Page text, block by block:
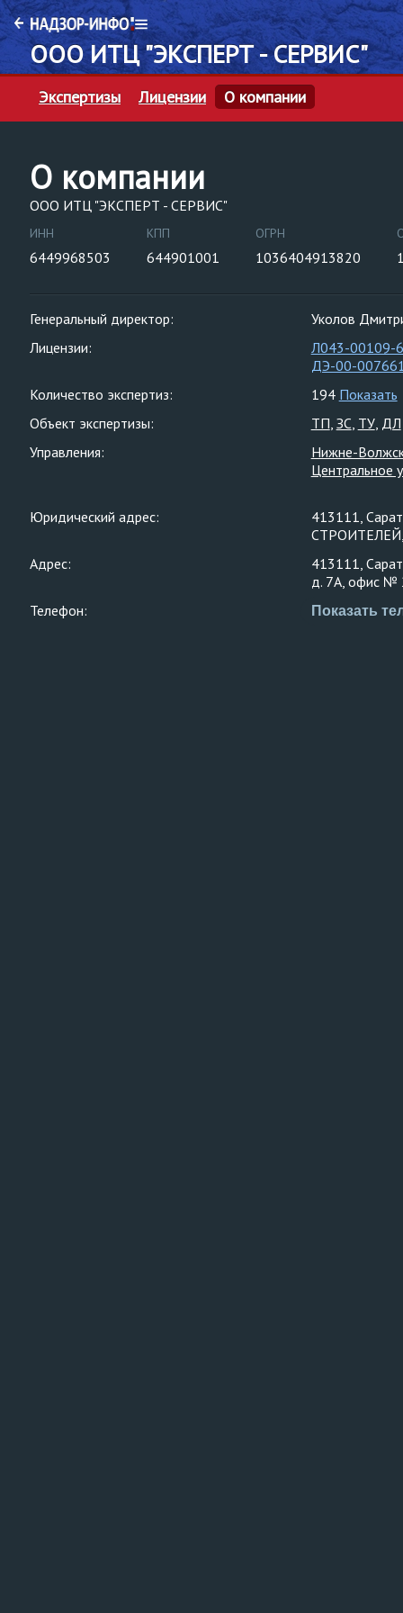
ООО ИТЦ "ЭКСПЕРТ - СЕРВИС"
Экспертизы Лицензии О компании
О компании
ООО ИТЦ "ЭКСПЕРТ - СЕРВИС"
ИНН
6449968503
КПП
644901001
ОГРН
1036404913820
Генеральный директор:
Уколов
Лицензии:
Л043-00109-
ДЭ-00-
Количество экспертиз:
194 Показать
Объект экспертизы:
ТП ЗС ТУ ДЛ
Управления:
Нижне-
Центральное
Юридический адрес:
413111,
СТРОИТЕЛЕЙ,
Адрес:
413111,
д. 7А, офис №
Телефон:
Показать